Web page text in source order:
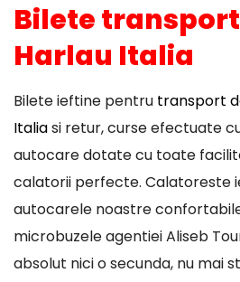
Bilete
Harlau Italia
Bilete ieftine pentru transport
Italiasi retur, curse efectuate
autocare dotate cu toate
calatorii perfecte. Calatoreste
autocarele noastre
microbuzele agentiei Aliseb
absolut nici o secunda, nu mai